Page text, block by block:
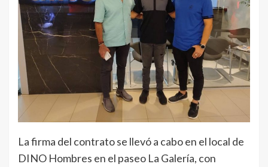
La firma del contrato se llevó a cabo en el local de
DINO Hombres en el paseo La Galería, con